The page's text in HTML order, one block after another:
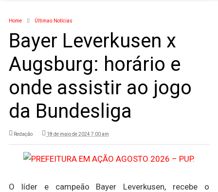
Home Últimas Notícias
Bayer Leverkusen x
Augsburg: horário e
onde assistir ao jogo
da Bundesliga
Redação 18 de maio de 2024 7:00 am
O líder e campeão Bayer Leverkusen, recebe o